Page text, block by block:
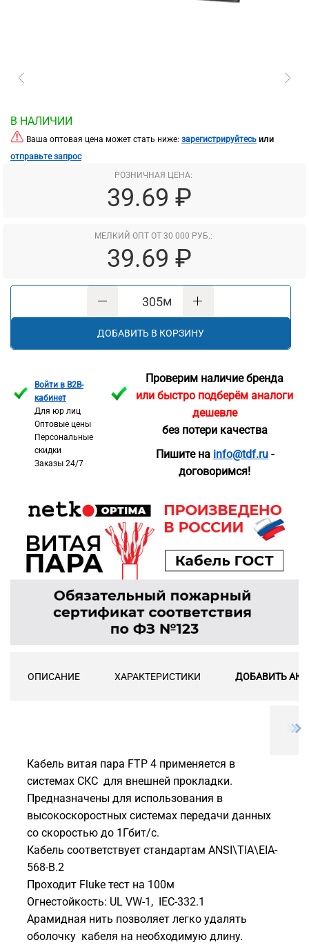
В НАЛИЧИИ
Ваша оптовая цена может стать ниже: зарегистрируйтесь или
отправьте запрос
РОЗНИЧНАЯ ЦЕНА:
39.69 ₽
МЕЛКИЙ ОПТ ОТ 30 000 РУБ.:
39.69 ₽
м
ДОБАВИТЬ В КОРЗИНУ
Войти в B2B-
кабинет
Для юр лиц
Оптовые цены
Персональные
скидки
Заказы 24/7
Проверим наличие бренда
или быстро подберём аналоги
дешевле
без потери качества
Пишите на info@tdf.ru-
договоримся!
ОПИСАНИЕ ХАРАКТЕРИСТИКИ ДОБАВИТЬ
Кабель витая пара FTP 4 применяется в
системах СКС для внешней прокладки.
Предназначены для использования в
высокоскоростных системах передачи данных
со скоростью до 1Гбит/с.
Кабель соответствует стандартам ANSI\TIA\EIA-
568-B.2
Проходит Fluke тест на 100м
Огнестойкость: UL VW-1, IEC-332.1
Арамидная нить позволяет легко удалять
оболочку кабеля на необходимую длину.